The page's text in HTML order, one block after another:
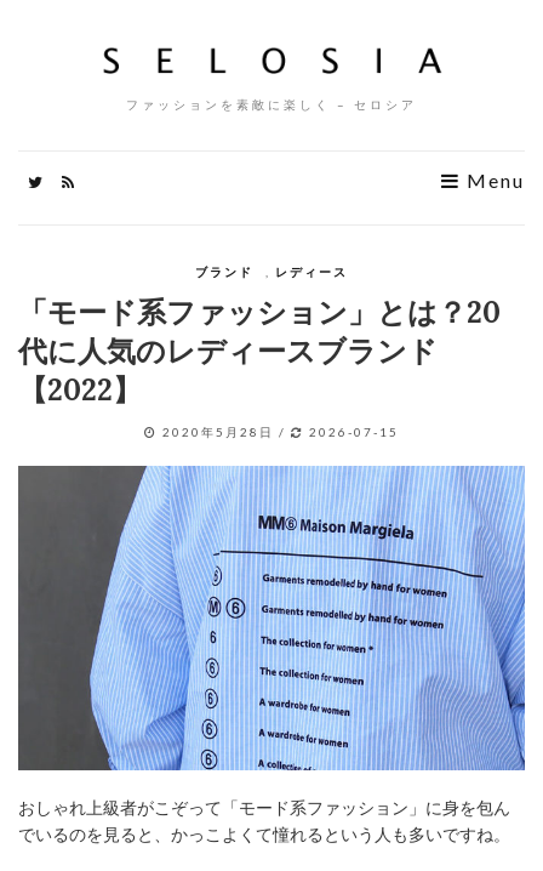
ファッションを素敵に楽しく – セロシア
Menu
ブランド レディース
「モード系ファッション」とは？20
代に人気のレディースブランド
【2022】
2020年5月28日 / 2026-07-15
おしゃれ上級者がこぞって「モード系ファッション」に身を包ん
でいるのを見ると、かっこよくて憧れるという人も多いですね。